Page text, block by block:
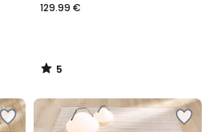
129.99 €
5
/